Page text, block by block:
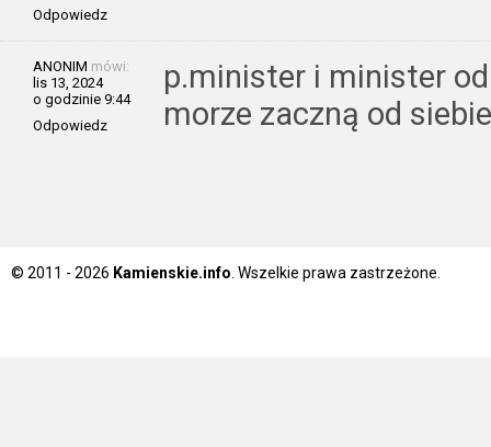
Odpowiedz
ANONIM mówi:
lis 13, 2024
o godzinie 9:44
Odpowiedz
p.minister i minister
morze zaczną od
© 2011 - 2026 Kamienskie.info . Wszelkie prawa zastrzeżone.